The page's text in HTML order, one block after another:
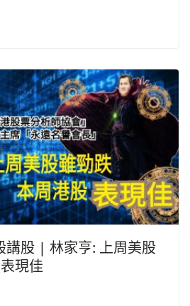
股 | 林家亨: 上周美股
現佳